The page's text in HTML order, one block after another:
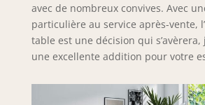
avec de nombreux convives. Avec
particulière au service après-vente,
table est une décision qui s’avèrera,
une excellente addition pour votre